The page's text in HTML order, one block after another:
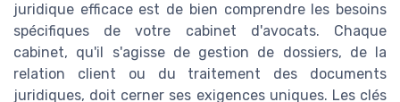
juridique efficace est de bien comprendre les besoins
spécifiques de votre cabinet d'avocats. Chaque
cabinet, qu'il s'agisse de gestion de dossiers, de la
relation client ou du traitement des documents
juridiques, doit cerner ses exigences uniques. Les clés